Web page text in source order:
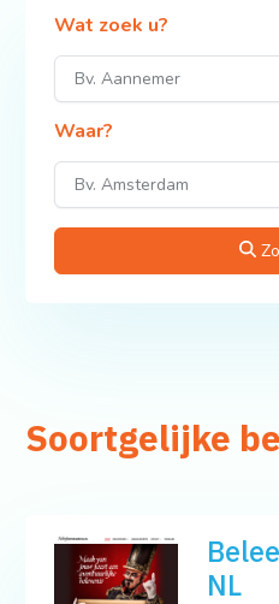
Wat zoek u?
Waar?
Soortgelijke
NL